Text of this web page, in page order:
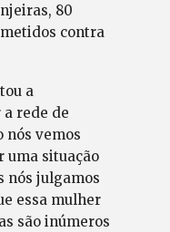
80
contra
a
rede de
nós vemos
uma situação
nós julgamos
essa mulher
são inúmeros